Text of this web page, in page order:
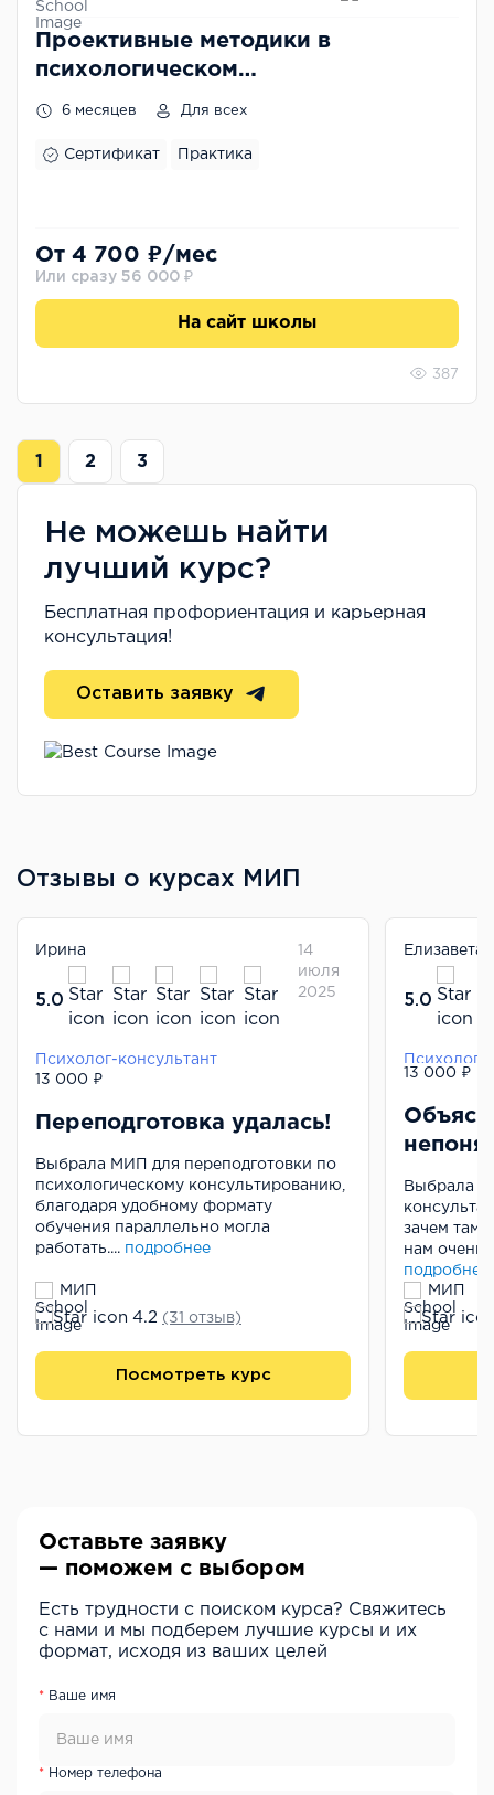
Проективные методики в
психологическом
6 месяцев Для всех
Сертификат Практика
От 4 700 ₽/мес
Или сразу 56 000 ₽
На сайт школы
387
1 2 3
Не можешь найти
лучший курс?
Бесплатная профориентация и карьерная
консультация!
Оставить заявку
Отзывы о курсах МИП
Ирина
5.0
14
июля
2025
Психолог-консультант
13 000 ₽
Переподготовка удалась!
Выбрала МИП для переподготовки по
психологическому консультированию,
благодаря удобному формату
обучения параллельно могла
работать.... подробнее
МИП
4.2 (31 отзыв)
Посмотреть курс
Елизавета
5.0
Психолог-
13 000 ₽
Выбрала
зачем там
нам очень
подробнее
МИП
Оставьте заявку
— поможем с выбором
Есть трудности с поиском курса? Свяжитесь
с нами и мы подберем лучшие курсы и их
формат, исходя из ваших целей
Ваше имя
Номер телефона